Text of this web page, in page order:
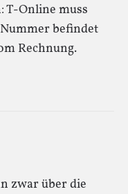
T-Online muss
befindet
Rechnung.
zwar über die